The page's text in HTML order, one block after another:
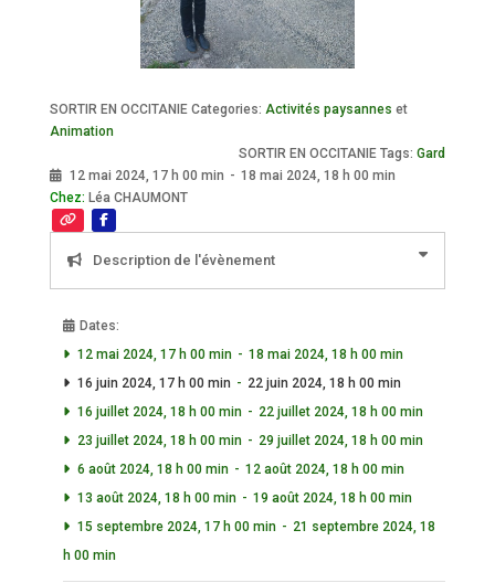
SORTIR EN OCCITANIE Categories: Activités paysannes et
Animation
SORTIR EN OCCITANIE Tags:Gard
12 mai 2024, 17 h 00 min - 18 mai 2024, 18 h 00 min
Chez: Léa CHAUMONT
Description de l'évènement
Dates:
12 mai 2024, 17 h 00 min - 18 mai 2024, 18 h 00 min
16 juin 2024, 17 h 00 min - 22 juin 2024, 18 h 00 min
16 juillet 2024, 18 h 00 min - 22 juillet 2024, 18 h 00 min
23 juillet 2024, 18 h 00 min - 29 juillet 2024, 18 h 00 min
6 août 2024, 18 h 00 min - 12 août 2024, 18 h 00 min
13 août 2024, 18 h 00 min - 19 août 2024, 18 h 00 min
15 septembre 2024, 17 h 00 min - 21 septembre 2024, 18
h 00 min